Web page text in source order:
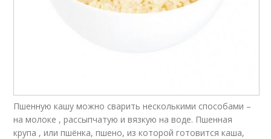
Пшенную кашу можно сварить несколькими способами –
на молоке , рассыпчатую и вязкую на воде. Пшенная
крупа , или пшёнка, пшено, из которой готовится каша,